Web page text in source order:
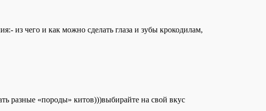
из чего и как можно сделать глаза и зубы крокодилам,
разные «породы» китов)))выбирайте на свой вкус